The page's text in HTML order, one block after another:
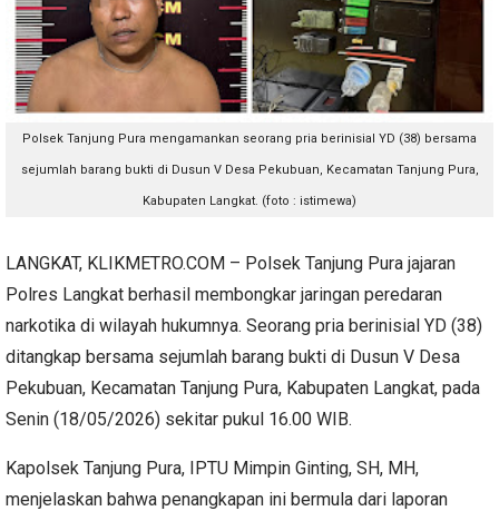
Polsek Tanjung Pura mengamankan seorang pria berinisial YD (38) bersama
sejumlah barang bukti di Dusun V Desa Pekubuan, Kecamatan Tanjung Pura,
Kabupaten Langkat. (foto : istimewa)
LANGKAT, KLIKMETRO.COM – Polsek Tanjung Pura jajaran
Polres Langkat berhasil membongkar jaringan peredaran
narkotika di wilayah hukumnya. Seorang pria berinisial YD (38)
ditangkap bersama sejumlah barang bukti di Dusun V Desa
Pekubuan, Kecamatan Tanjung Pura, Kabupaten Langkat, pada
Senin (18/05/2026) sekitar pukul 16.00 WIB.
Kapolsek Tanjung Pura, IPTU Mimpin Ginting, SH, MH,
menjelaskan bahwa penangkapan ini bermula dari laporan